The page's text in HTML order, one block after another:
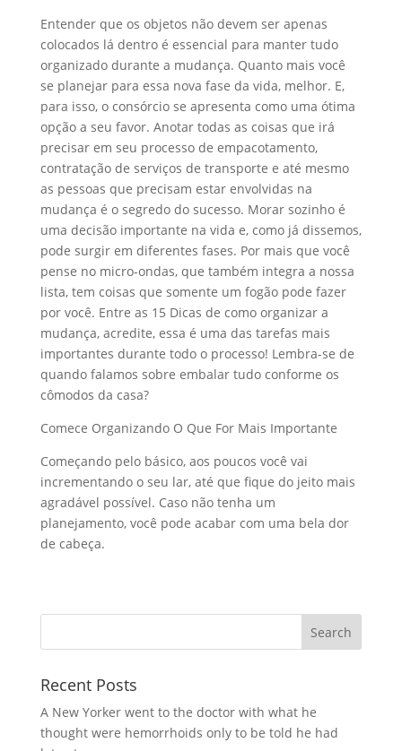
Entender que os objetos não devem ser apenas
colocados lá dentro é essencial para manter tudo
organizado durante a mudança. Quanto mais você
se planejar para essa nova fase da vida, melhor. E,
para isso, o consórcio se apresenta como uma ótima
opção a seu favor. Anotar todas as coisas que irá
precisar em seu processo de empacotamento,
contratação de serviços de transporte e até mesmo
as pessoas que precisam estar envolvidas na
mudança é o segredo do sucesso. Morar sozinho é
uma decisão importante na vida e, como já dissemos,
pode surgir em diferentes fases. Por mais que você
pense no micro-ondas, que também integra a nossa
lista, tem coisas que somente um fogão pode fazer
por você. Entre as 15 Dicas de como organizar a
mudança, acredite, essa é uma das tarefas mais
importantes durante todo o processo! Lembra-se de
quando falamos sobre embalar tudo conforme os
cômodos da casa?
Comece Organizando O Que For Mais Importante
Começando pelo básico, aos poucos você vai
incrementando o seu lar, até que fique do jeito mais
agradável possível. Caso não tenha um
planejamento, você pode acabar com uma bela dor
de cabeça.
Recent Posts
A New Yorker went to the doctor with what he
thought were hemorrhoids only to be told he had